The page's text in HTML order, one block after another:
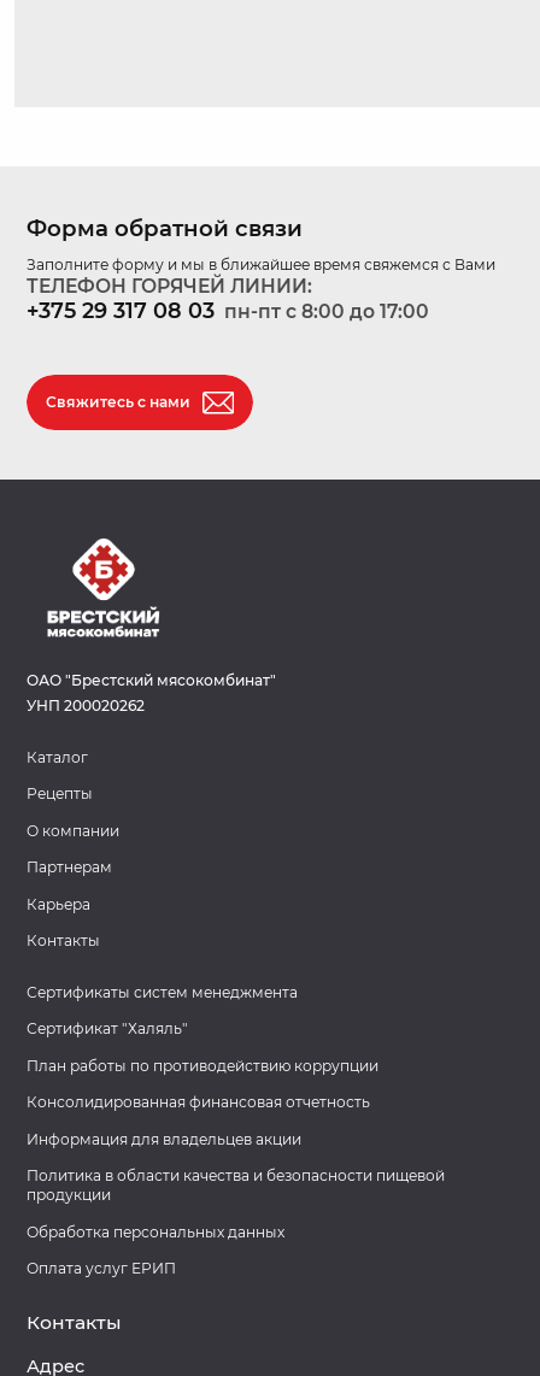
Форма обратной связи
Заполните форму и мы в ближайшее время свяжемся с Вами
ТЕЛЕФОН ГОРЯЧЕЙ ЛИНИИ:
+375 29 317 08 03 пн-пт c 8:00 до 17:00
Свяжитесь с нами
ОАО "Брестский мясокомбинат"
УНП 200020262
Каталог
Рецепты
О компании
Партнерам
Карьера
Контакты
Сертификаты систем менеджмента
Сертификат "Халяль"
План работы по противодействию коррупции
Консолидированная финансовая отчетность
Информация для владельцев акции
Политика в области качества и безопасности пищевой
продукции
Обработка персональных данных
Оплата услуг ЕРИП
Контакты
Адрес